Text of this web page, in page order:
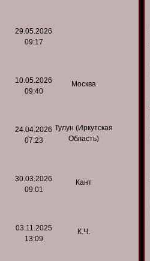
29.05.2026
09:17
10.05.2026
09:40
Москва
24.04.2026
07:23
Тулун (Иркутская
Область)
30.03.2026
09:01
Кант
03.11.2025
13:09
К.Ч.